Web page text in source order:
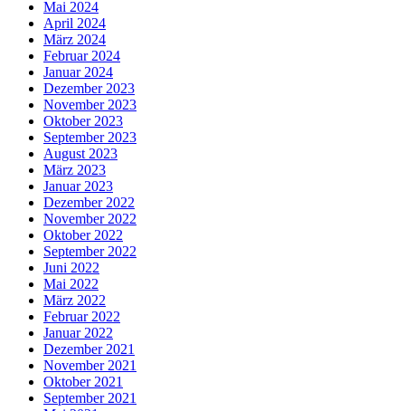
Mai 2024
April 2024
März 2024
Februar 2024
Januar 2024
Dezember 2023
November 2023
Oktober 2023
September 2023
August 2023
März 2023
Januar 2023
Dezember 2022
November 2022
Oktober 2022
September 2022
Juni 2022
Mai 2022
März 2022
Februar 2022
Januar 2022
Dezember 2021
November 2021
Oktober 2021
September 2021